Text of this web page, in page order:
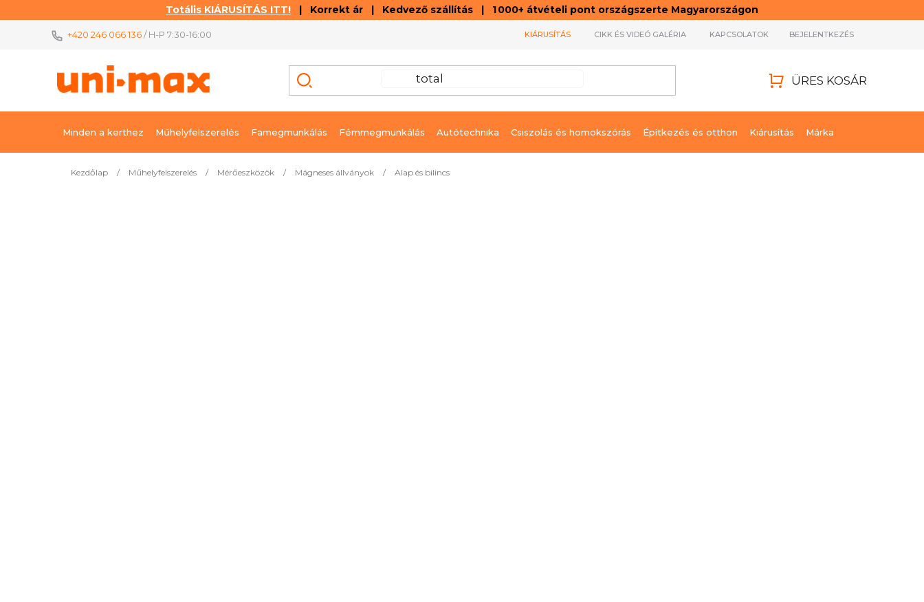
Totális KIÁRUSÍTÁS ITT! | Korrekt ár | Kedvező szállítás | 1 000+ átvételi pont országszerte Magyarországon
+420 246 066 136/ H-P 7:30-16:00 KIÁRUSÍTÁS CIKK ÉS VIDEÓ GALÉRIA KAPCSOLATOK BEJELENTKEZÉS
ÜRES KOSÁR
Minden a kerthez Műhelyfelszerelés Famegmunkálás Fémmegmunkálás Autótechnika Csiszolás és homokszórás Építkezés és otthon Kiárusítás Márka
Kezdőlap / Műhelyfelszerelés / Mérőeszközök / Mágneses állványok / Alap és bilincs